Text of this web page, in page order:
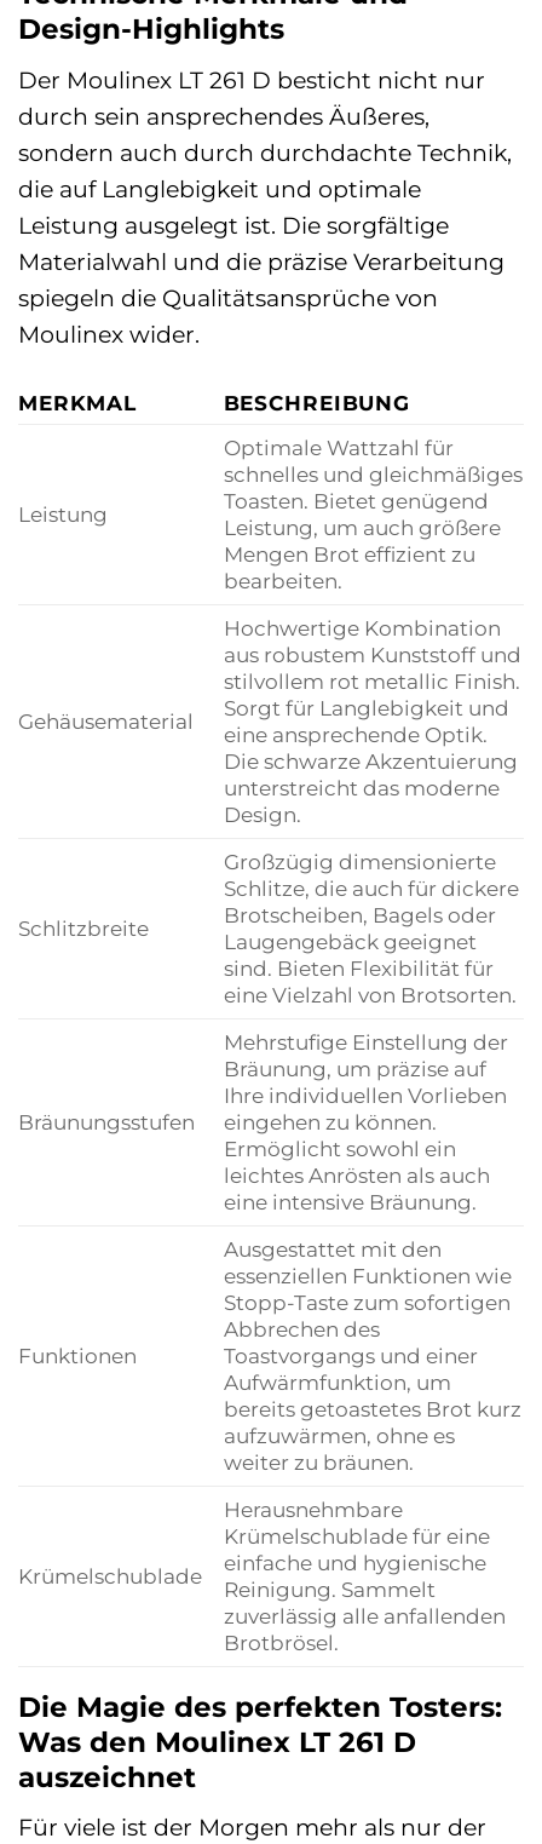
Design-Highlights
Der Moulinex LT 261 D besticht nicht nur
durch sein ansprechendes Äußeres,
sondern auch durch durchdachte Technik,
die auf Langlebigkeit und optimale
Leistung ausgelegt ist. Die sorgfältige
Materialwahl und die präzise Verarbeitung
spiegeln die Qualitätsansprüche von
Moulinex wider.
MERKMAL BESCHREIBUNG
Leistung
Optimale Wattzahl für
schnelles und gleichmäßiges
Toasten. Bietet genügend
Leistung, um auch größere
Mengen Brot effizient zu
bearbeiten.
Gehäusematerial
Hochwertige Kombination
aus robustem Kunststoff und
stilvollem rot metallic Finish.
Sorgt für Langlebigkeit und
eine ansprechende Optik.
Die schwarze Akzentuierung
unterstreicht das moderne
Design.
Schlitzbreite
Großzügig dimensionierte
Schlitze, die auch für dickere
Brotscheiben, Bagels oder
Laugengebäck geeignet
sind. Bieten Flexibilität für
eine Vielzahl von Brotsorten.
Bräunungsstufen
Mehrstufige Einstellung der
Bräunung, um präzise auf
Ihre individuellen Vorlieben
eingehen zu können.
Ermöglicht sowohl ein
leichtes Anrösten als auch
eine intensive Bräunung.
Funktionen
Ausgestattet mit den
essenziellen Funktionen wie
Stopp-Taste zum sofortigen
Abbrechen des
Toastvorgangs und einer
Aufwärmfunktion, um
bereits getoastetes Brot kurz
aufzuwärmen, ohne es
weiter zu bräunen.
Krümelschublade
Herausnehmbare
Krümelschublade für eine
einfache und hygienische
Reinigung. Sammelt
zuverlässig alle anfallenden
Brotbrösel.
Die Magie des perfekten Tosters:
Was den Moulinex LT 261 D
auszeichnet
Für viele ist der Morgen mehr als nur der